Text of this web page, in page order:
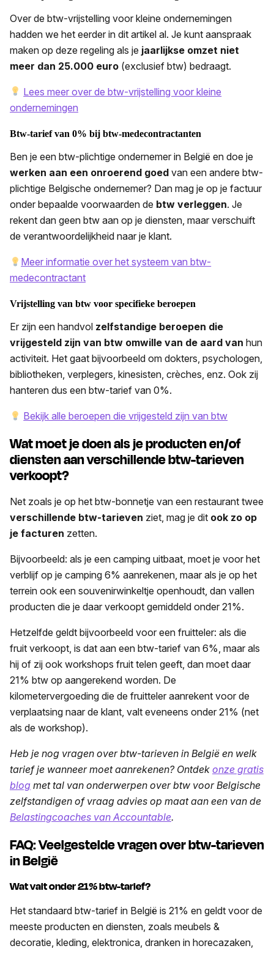
Over de btw-vrijstelling voor kleine ondernemingen
hadden we het eerder in dit artikel al. Je kunt aanspraak
maken op deze regeling als je jaarlijkse omzet niet
meer dan 25.000 euro (exclusief btw) bedraagt.
Lees meer over de btw-vrijstelling voor kleine
ondernemingen
Btw-tarief van 0% bij btw-medecontractanten
Ben je een btw-plichtige ondernemer in België en doe je
werken aan een onroerend goed van een andere btw-
plichtige Belgische ondernemer? Dan mag je op je factuur
onder bepaalde voorwaarden de btw verleggen. Je
rekent dan geen btw aan op je diensten, maar verschuift
de verantwoordelijkheid naar je klant.
Meer informatie over het systeem van btw-
medecontractant
Vrijstelling van btw voor specifieke beroepen
Er zijn een handvol zelfstandige beroepen die
vrijgesteld zijn van btw omwille van de aard van hun
activiteit. Het gaat bijvoorbeeld om dokters, psychologen,
bibliotheken, verplegers, kinesisten, crèches, enz. Ook zij
hanteren dus een btw-tarief van 0%.
Bekijk alle beroepen die vrijgesteld zijn van btw
Wat moet je doen als je producten en/of
diensten aan verschillende btw-tarieven
verkoopt?
Net zoals je op het btw-bonnetje van een restaurant twee
verschillende btw-tarieven ziet, mag je dit ook zo op
je facturen zetten.
Bijvoorbeeld: als je een camping uitbaat, moet je voor het
verblijf op je camping 6% aanrekenen, maar als je op het
terrein ook een souvenirwinkeltje openhoudt, dan vallen
producten die je daar verkoopt gemiddeld onder 21%.
Hetzelfde geldt bijvoorbeeld voor een fruitteler: als die
fruit verkoopt, is dat aan een btw-tarief van 6%, maar als
hij of zij ook workshops fruit telen geeft, dan moet daar
21% btw op aangerekend worden. De
kilometervergoeding die de fruitteler aanrekent voor de
verplaatsing naar de klant, valt eveneens onder 21% (net
als de workshop).
Heb je nog vragen over btw-tarieven in België en welk
tarief je wanneer moet aanrekenen? Ontdek onze gratis
blog met tal van onderwerpen over btw voor Belgische
zelfstandigen of vraag advies op maat aan een van de
Belastingcoaches van Accountable.
FAQ: Veelgestelde vragen over btw-tarieven
in België
Wat valt onder 21% btw-tarief?
Het standaard btw-tarief in België is 21% en geldt voor de
meeste producten en diensten, zoals meubels &
decoratie, kleding, elektronica, dranken in horecazaken,